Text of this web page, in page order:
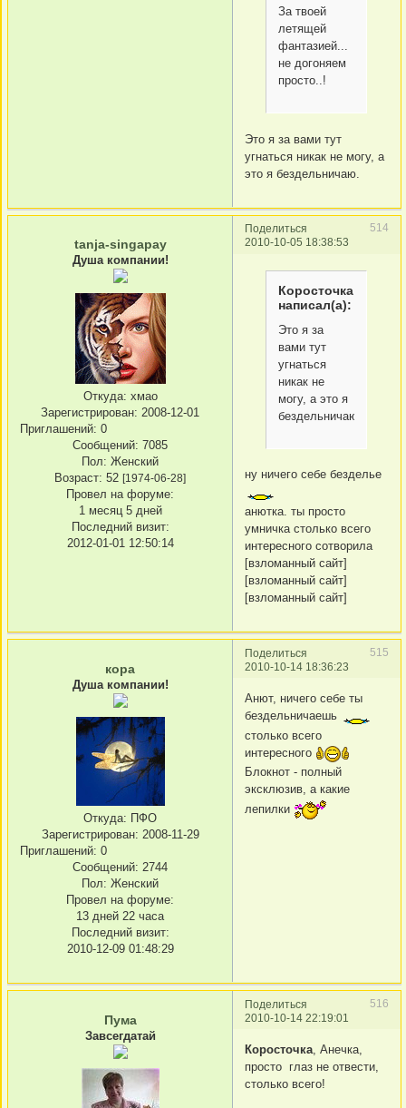
За твоей
летящей
фантазией...
не догоняем
просто..!
Это я за вами тут
угнаться никак не могу, а
это я бездельничаю.
Поделиться
514
2010-10-05 18:38:53
tanja-singapay
Душа компании!
Откуда: хмао
Зарегистрирован: 2008-12-01
Приглашений: 0
Сообщений: 7085
Пол: Женский
Возраст: 52 [1974-06-28]
Провел на форуме:
1 месяц 5 дней
Последний визит:
2012-01-01 12:50:14
Коросточка
написал(а):
Это я за
вами тут
угнаться
никак не
могу, а это я
бездельничаю.
ну ничего себе безделье
анютка. ты просто
умничка столько всего
интересного сотворила
[взломанный сайт]
[взломанный сайт]
[взломанный сайт]
Поделиться
515
2010-10-14 18:36:23
кора
Душа компании!
Откуда: ПФО
Зарегистрирован: 2008-11-29
Приглашений: 0
Сообщений: 2744
Пол: Женский
Провел на форуме:
13 дней 22 часа
Последний визит:
2010-12-09 01:48:29
Анют, ничего себе ты
бездельничаешь
столько всего
интересного
Блокнот - полный
эксклюзив, а какие
лепилки
Поделиться
516
2010-10-14 22:19:01
Пума
Завсегдатай
Коросточка, Анечка,
просто глаз не отвести,
столько всего!